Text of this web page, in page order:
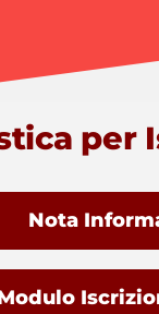
per
Nota